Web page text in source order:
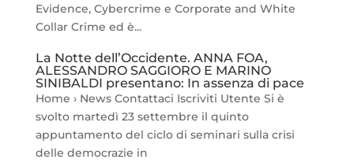
Evidence, Cybercrime e Corporate and White
Collar Crime ed è...
La Notte dell’Occidente. ANNA FOA,
ALESSANDRO SAGGIORO E MARINO
SINIBALDI presentano: In assenza di pace
Home › News Contattaci Iscriviti Utente Si è
svolto martedì 23 settembre il quinto
appuntamento del ciclo di seminari sulla crisi
delle democrazie in